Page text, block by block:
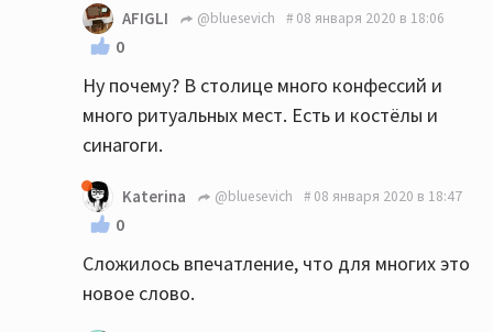
AFIGLI @bluesevich 08 января 2020 в 18:06
0
Ну почему? В столице много конфессий и
много ритуальных мест. Есть и костёлы и
синагоги.
Katerina @bluesevich 08 января 2020 в 18:47
0
Сложилось впечатление, что для многих это
новое слово.